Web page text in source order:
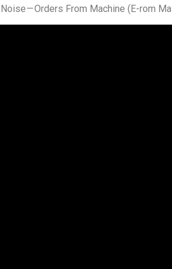
— Orders From Machine (E-rom